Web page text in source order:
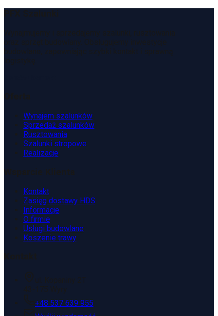
Wynajem szalunków
Sprzedaż szalunków
Rusztowania
Szalunki stropowe
Realizacje
Kontakt
Zasięg dostawy HDS
Informacje
O firmie
Usługi budowlane
Koszenie trawy
+48 537 639 955